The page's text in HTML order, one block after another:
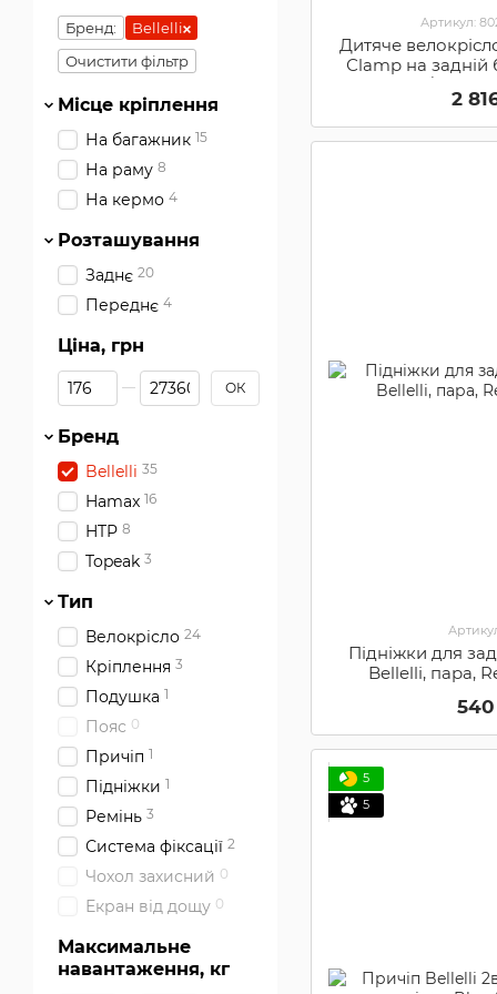
Артикул:
Дитяче
Сlamp на задній
Grey/Red
2
Підніжки для
Bellelli, пара,
5
5
Бренд:
Bellelli
Очистити фільтр
Місце кріплення
На багажник 15
На раму 8
На кермо 4
Розташування
Заднє 20
Переднє 4
Ціна, грн
Від Ціна, грн
До Ціна, грн ОК
Бренд
Bellelli 35
Hamax 16
HTP 8
Topeak 3
Тип
Велокрісло 24
Кріплення 3
Подушка 1
Пояс 0
Причіп 1
Підніжки 1
Ремінь 3
Система фіксації 2
Чохол захисний 0
Екран від дощу 0
Максимальне
навантаження, кг